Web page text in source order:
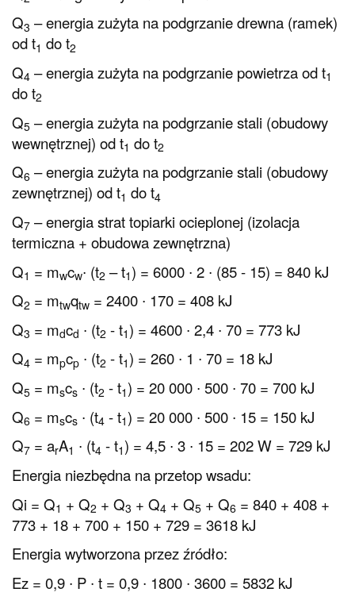
Q3 – energia zużyta na podgrzanie drewna (ramek)
od t1 do t2
Q4 – energia zużyta na podgrzanie powietrza od t1
do t2
Q5 – energia zużyta na podgrzanie stali (obudowy
wewnętrznej) od t1 do t2
Q6 – energia zużyta na podgrzanie stali (obudowy
zewnętrznej) od t1 do t4
Q7 – energia strat topiarki ocieplonej (izolacja
termiczna + obudowa zewnętrzna)
Q1 = mwcw∙ (t2 – t1 ) = 6000 ∙ 2 ∙ (85 - 15) = 840 kJ
Q2 = mtwqtw = 2400 ∙ 170 = 408 kJ
Q3 = mdcd ∙ (t2 - t1 ) = 4600 ∙ 2,4 ∙ 70 = 773 kJ
Q4 = mpcp ∙ (t2 - t1 ) = 260 ∙ 1 ∙ 70 = 18 kJ
Q5 = mscs ∙ (t2 - t1 ) = 20 000 ∙ 500 ∙ 70 = 700 kJ
Q6 = mscs ∙ (t4 - t1 ) = 20 000 ∙ 500 ∙ 15 = 150 kJ
Q7 = arA1 ∙ (t4 - t1 ) = 4,5 ∙ 3 ∙ 15 = 202 W = 729 kJ
Energia niezbędna na przetop wsadu:
Qi = Q1 + Q2 + Q3 + Q4 + Q5 + Q6 = 840 + 408 +
773 + 18 + 700 + 150 + 729 = 3618 kJ
Energia wytworzona przez źródło:
Ez = 0,9 ∙ P ∙ t = 0,9 ∙ 1800 ∙ 3600 = 5832 kJ